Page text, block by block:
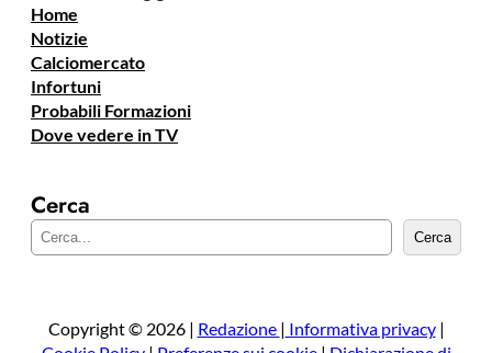
Home
Notizie
Calciomercato
Infortuni
Probabili Formazioni
Dove vedere in TV
Cerca
e
a
Cerca
Copyright © 2026 | Redazione | Informativa privacy|